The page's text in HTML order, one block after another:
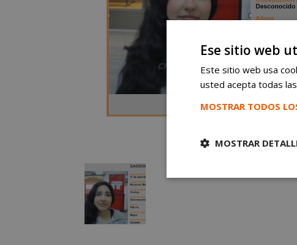
Ese sitio web
Este sitio web usa
usted acepta todas
MOSTRAR TODOS
MOSTRAR
Cookies